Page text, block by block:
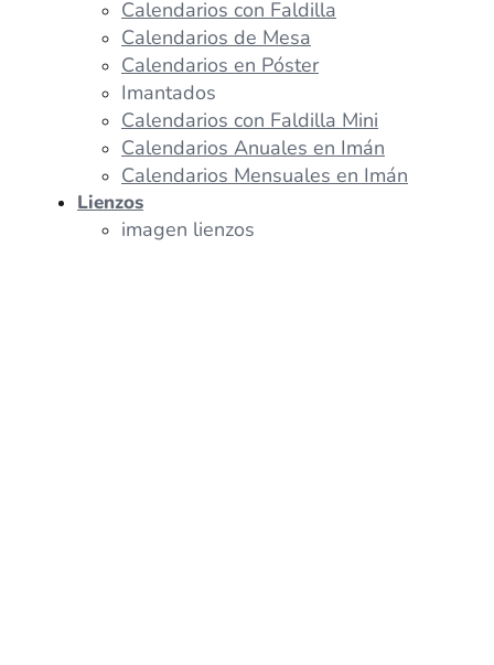
Calendarios con Faldilla
Calendarios de Mesa
Calendarios en Póster
Imantados
Calendarios con Faldilla Mini
Calendarios Anuales en Imán
Calendarios Mensuales en Imán
Lienzos
imagen lienzos